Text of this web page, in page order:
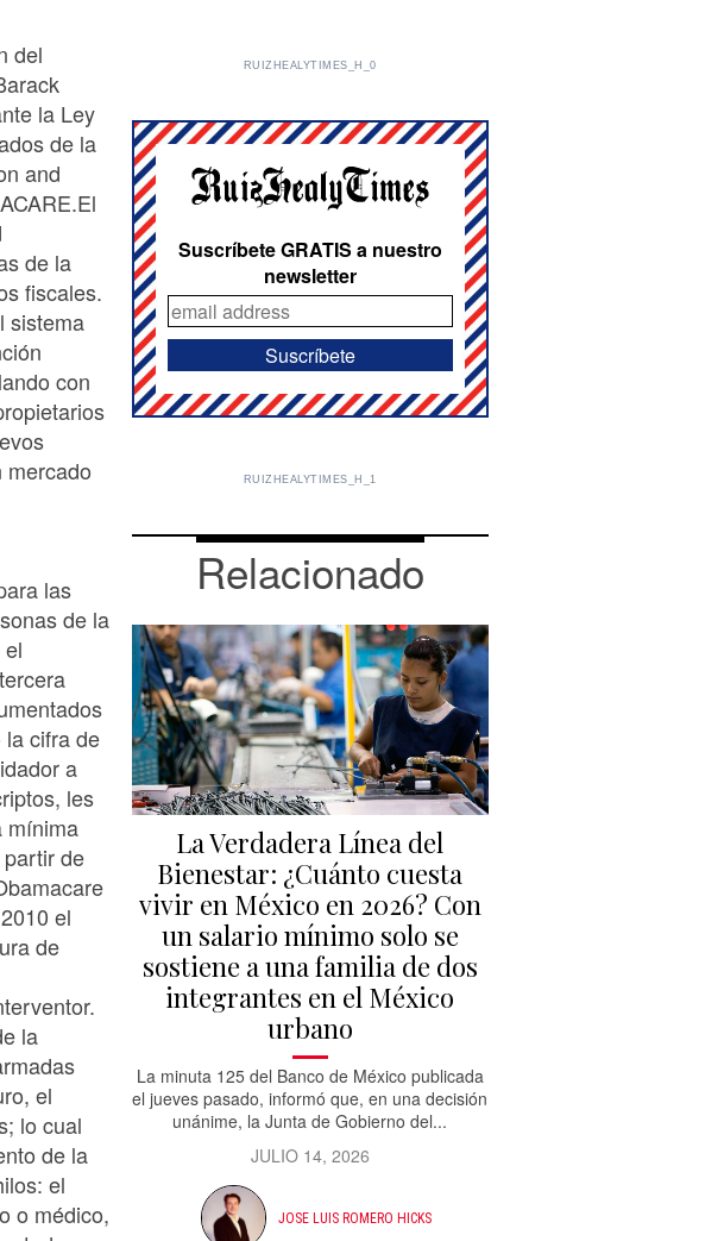
del
la Ley
de la
and
de la
fiscales.
sistema
con
mercado
las
de la
la cifra de
a
les
mínima
de
el
de
la
el
lo cual
de la
el
o médico,
RUIZHEALYTIMES_H_0
Suscríbete GRATIS a nuestro
newsletter
RUIZHEALYTIMES_H_1
Relacionado
La Verdadera Línea del
Bienestar: ¿Cuánto cuesta
vivir en México en 2026? Con
un salario mínimo solo se
sostiene a una familia de dos
integrantes en el México
urbano
La minuta 125 del Banco de México publicada
el jueves pasado, informó que, en una decisión
unánime, la Junta de Gobierno del...
JULIO 14, 2026
JOSE LUIS ROMERO HICKS